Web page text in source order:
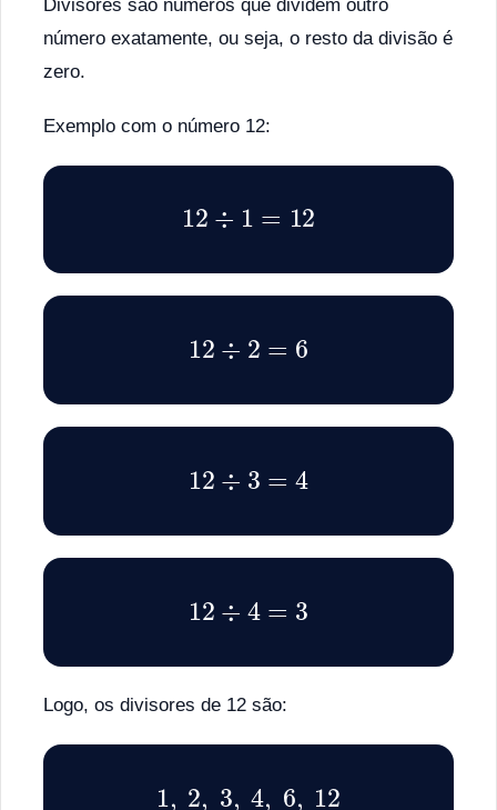
Divisores são números que dividem outro
número exatamente, ou seja, o resto da divisão é
zero.
Exemplo com o número 12:
12 1 =12
12 2 =6
12 3 =4
12 4 =3
Logo, os divisores de 12 são:
1 2 3 4 6, 12